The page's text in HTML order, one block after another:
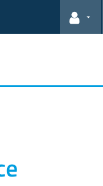
User links